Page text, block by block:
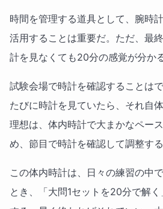
時間を管理する道具として、腕時
活用することは重要だ。ただ、最
計を見なくても20分の感覚が分か
試験会場で時計を確認することは
たびに時計を見ていたら、それ自
理想は、体内時計で大まかなペー
め、節目で時計を確認して調整す
この体内時計は、日々の練習の中
とき、「大問1セットを20分で解